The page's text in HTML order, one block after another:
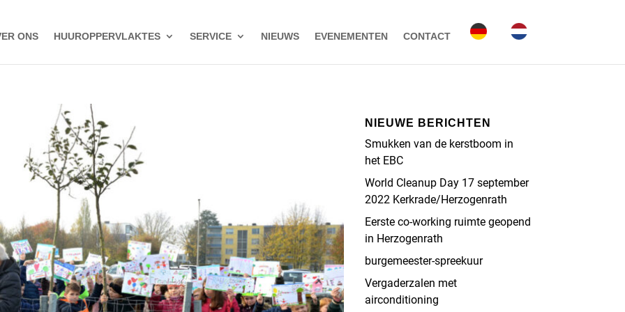
ONS HUUROPPERVLAKTES SERVICE NIEUWS EVENEMENTEN CONTACT
NIEUWE BERICHTEN
Smukken van de kerstboom in
het EBC
World Cleanup Day 17 september
2022 Kerkrade/Herzogenrath
Eerste co-working ruimte geopend
in Herzogenrath
burgemeester-spreekuur
Vergaderzalen met
airconditioning